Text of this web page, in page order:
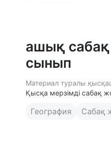
ашық
сынып
Материал туралы
Қысқа мерзімді сабақ
География Сабақ